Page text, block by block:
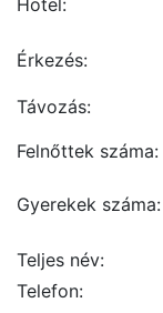
Hotel:
Érkezés:
Távozás:
Felnőttek száma:
Gyerekek száma:
Teljes név:
Telefon: